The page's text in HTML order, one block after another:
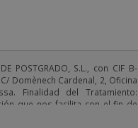
POSTGRADO, S.L., con CIF B-
Domènech Cardenal, 2, Oficina
Finalidad del Tratamiento:
que nos facilita con el fin de
de tipo comercial